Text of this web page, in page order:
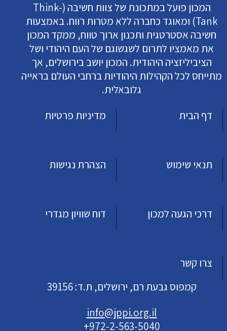
המכון פועל במתכונת של צוות חשיבה (Think-
Tank) ומאוגד כחברה ללא מטרות רווח. באמצעות
חשיבה אסטרטגית ותכנון ארוך טווח, ממקד המכון
את מאמציו לתרום לשגשוגם של העם היהודי ושל
הציביליזציה היהודית. המכון יושב בירושלים, אך
מתייחס לכל הקהילות היהודיות ברחבי העולם בראייה
גלובאלית.
דף הבית
מדיניות פרטיות
תנאי שימוש הצהרת נגישות
דרכי הגעה למכון דוח שוויון מגדרי
צרו קשר
קמפוס גבעת רם, ירושלים, ת.ד: 39156
info@jppi.org.il
+972-2-563-5040